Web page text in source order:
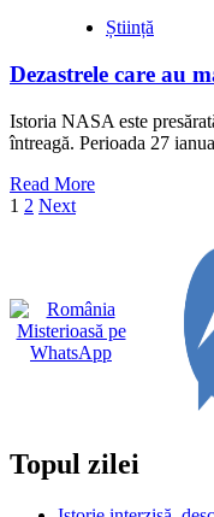
există
Federație
Știință
Dezastrele care au
Istoria NASA este
întreagă. Perioada 27
Read MoreRead
marcat
istoria
NASA
Paginație
1 2 Next
Topul zilei